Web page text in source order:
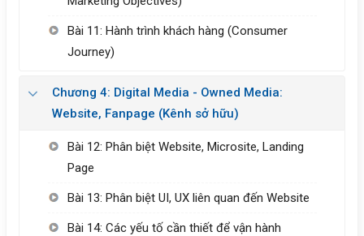
Bài 11: Hành trình khách hàng (Consumer
Journey)
Chương 4: Digital Media - Owned Media:
Website, Fanpage (Kênh sở hữu)
Bài 12: Phân biệt Website, Microsite, Landing
Page
Bài 13: Phân biệt UI, UX liên quan đến Website
Bài 14: Các yếu tố cần thiết để vận hành